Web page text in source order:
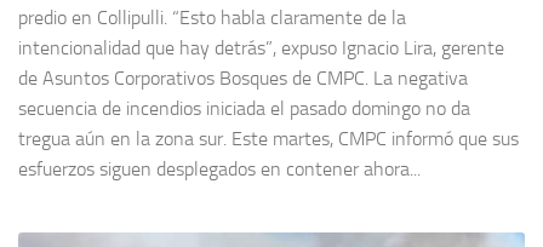
predio en Collipulli. “Esto habla claramente de la
intencionalidad que hay detrás”, expuso Ignacio Lira, gerente
de Asuntos Corporativos Bosques de CMPC. La negativa
secuencia de incendios iniciada el pasado domingo no da
tregua aún en la zona sur. Este martes, CMPC informó que sus
esfuerzos siguen desplegados en contener ahora...